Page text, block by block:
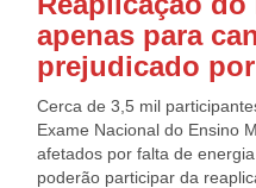
apenas para
prejudicado
Cerca de 3,5 mil
Exame Nacional do Ensino
afetados por falta de
poderão participar da